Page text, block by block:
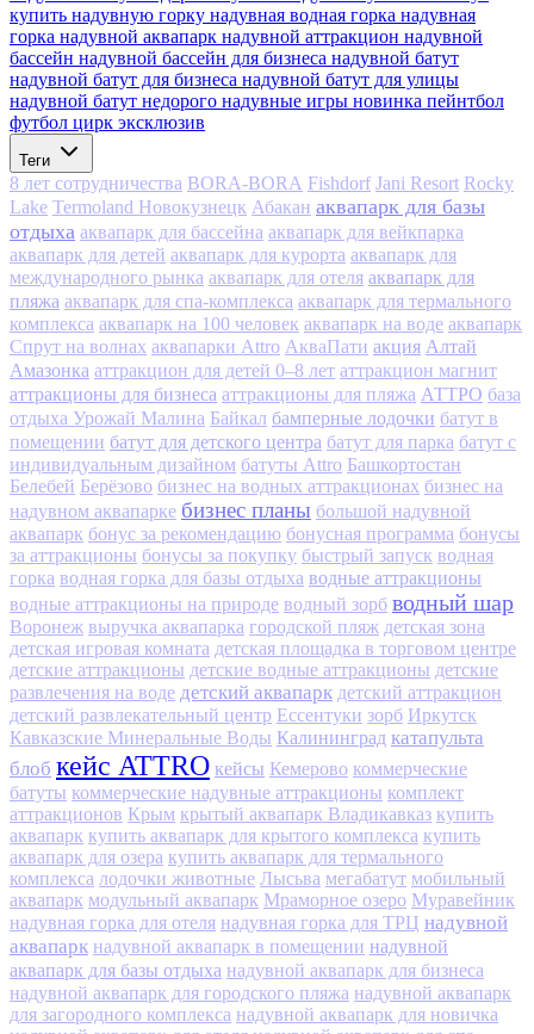
купить надувную горку надувная водная горка надувная
горка надувной аквапарк надувной аттракцион надувной
бассейн надувной бассейн для бизнеса надувной батут
надувной батут для бизнеса надувной батут для улицы
надувной батут недорого надувные игры новинка пейнтбол
футбол цирк эксклюзив
Теги
8 лет сотрудничества BORA-BORA Fishdorf Jani Resort Rocky
Lake Termoland Новокузнецк Абакан аквапарк для базы
отдыха аквапарк для бассейна аквапарк для вейкпарка
аквапарк для детей аквапарк для курорта аквапарк для
международного рынка аквапарк для отеля аквапарк для
пляжа аквапарк для спа-комплекса аквапарк для термального
комплекса аквапарк на 100 человек аквапарк на воде аквапарк
Спрут на волнах аквапарки Attro АкваПати акция Алтай
Амазонка аттракцион для детей 0–8 лет аттракцион магнит
аттракционы для бизнеса аттракционы для пляжа АТТРО база
отдыха Урожай Малина Байкал бамперные лодочки батут в
помещении батут для детского центра батут для парка батут с
индивидуальным дизайном батуты Attro Башкортостан
Белебей Берёзово бизнес на водных аттракционах бизнес на
надувном аквапарке бизнес планы большой надувной
аквапарк бонус за рекомендацию бонусная программа бонусы
за аттракционы бонусы за покупку быстрый запуск водная
горка водная горка для базы отдыха водные аттракционы
водные аттракционы на природе водный зорб водный шар
Воронеж выручка аквапарка городской пляж детская зона
детская игровая комната детская площадка в торговом центре
детские аттракционы детские водные аттракционы детские
развлечения на воде детский аквапарк детский аттракцион
детский развлекательный центр Ессентуки зорб Иркутск
Кавказские Минеральные Воды Калининград катапульта
блоб кейс ATTRO кейсы Кемерово коммерческие
батуты коммерческие надувные аттракционы комплект
аттракционов Крым крытый аквапарк Владикавказ купить
аквапарк купить аквапарк для крытого комплекса купить
аквапарк для озера купить аквапарк для термального
комплекса лодочки животные Лысьва мегабатут мобильный
аквапарк модульный аквапарк Мраморное озеро Муравейник
надувная горка для отеля надувная горка для ТРЦ надувной
аквапарк надувной аквапарк в помещении надувной
аквапарк для базы отдыха надувной аквапарк для бизнеса
надувной аквапарк для городского пляжа надувной аквапарк
для загородного комплекса надувной аквапарк для новичка